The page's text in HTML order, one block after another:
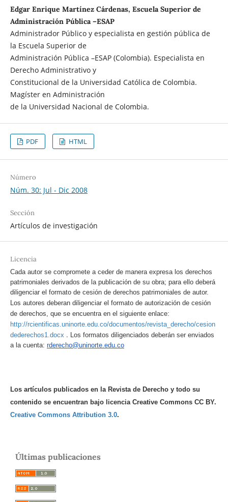
Edgar Enrique Martínez Cárdenas, Escuela Superior de
Administración Pública –ESAP
Administrador Público y especialista en gestión pública de
la Escuela Superior de
Administración Pública –ESAP (Colombia). Especialista en
Derecho Administrativo y
Constitucional de la Universidad Católica de Colombia.
Magíster en Administración
de la Universidad Nacional de Colombia.
PDF HTML
Número
Núm. 30: Jul - Dic 2008
Sección
Artículos de investigación
Licencia
Cada autor se compromete a ceder de manera expresa los derechos
patrimoniales derivados de la publicación de su obra; para ello deberá
diligenciar el formato de cesión de derechos patrimoniales de autor.
Los autores deberan diligenciar el formato de autorización de cesión
de derechos, que se encuentra en el siguiente enlace:
http://rcientificas.uninorte.edu.co/documentos/revista_derecho/cesion
dederechos1.docx . Los formatos diligenciados deberán ser enviados
a la cuenta: rderecho@uninorte.edu.co
Los artículos publicados en la Revista de Derecho y todo su
contenido se encuentran bajo licencia Creative Commons CC BY.
Creative Commons Attribution 3.0.
Últimas publicaciones